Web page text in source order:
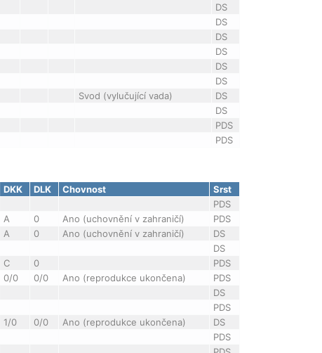
DS
DS
DS
DS
DS
DS
Svod (vylučující vada)
DS
DS
PDS
PDS
DKK DLK Chovnost
Srst
PDS
A 0 Ano (uchovnění v zahraničí)
PDS
A 0 Ano (uchovnění v zahraničí)
DS
DS
C 0
PDS
0/0 0/0 Ano (reprodukce ukončena)
PDS
DS
PDS
1/0 0/0 Ano (reprodukce ukončena)
DS
PDS